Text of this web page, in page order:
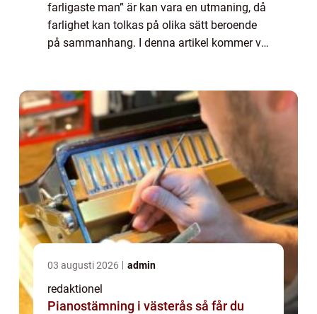
farligaste man” är kan vara en utmaning, då
farlighet kan tolkas på olika sätt beroende
på sammanhang. I denna artikel kommer vi
03 augusti 2026 admin
redaktionel
Pianostämning i västerås så får du